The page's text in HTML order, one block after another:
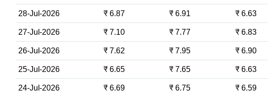
28-Jul-2026 ₹ 6.87 ₹ 6.91 ₹ 6.63
27-Jul-2026 ₹ 7.10 ₹ 7.77 ₹ 6.83
26-Jul-2026 ₹ 7.62 ₹ 7.95 ₹ 6.90
25-Jul-2026 ₹ 6.65 ₹ 7.65 ₹ 6.63
24-Jul-2026 ₹ 6.69 ₹ 6.75 ₹ 6.59